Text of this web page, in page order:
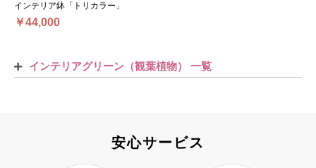
インテリア鉢「トリカラー」
￥44,000
インテリアグリーン（観葉植物） 一覧
安心サービス